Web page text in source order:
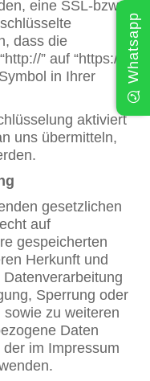
eine SSL-bzw.
dass die
” auf “https://”
in Ihrer
aktiviert
uns übermitteln,
gesetzlichen
auf
gespeicherten
Herkunft und
Sperrung oder
zu weiteren
Daten
im Impressum
Whatsapp